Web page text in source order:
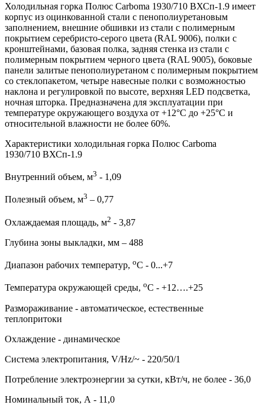
Холодильная горка Полюс Carboma 1930/710 ВХСп-1.9 имеет
корпус из оцинкованной стали с пенополиуретановым
заполнением, внешние обшивки из стали с полимерным
покрытием серебристо-серого цвета (RAL 9006), полки с
кронштейнами, базовая полка, задняя стенка из стали с
полимерным покрытием черного цвета (RAL 9005), боковые
панели залитые пенополиуретаном с полимерным покрытием
со стеклопакетом, четыре навесные полки с возможностью
наклона и регулировкой по высоте, верхняя LED подсветка,
ночная шторка. Предназначена для эксплуатации при
температуре окружающего воздуха от +12°С до +25°С и
относительной влажности не более 60%.
Характеристики холодильная горка Полюс Carboma
1930/710 ВХСп-1.9
Внутренний объем, м3 - 1,09
Полезный объем, м3 – 0,77
Охлаждаемая площадь, м2 - 3,87
Глубина зоны выкладки, мм – 488
Диапазон рабочих температур, оC - 0...+7
Температура окружающей среды, оС - +12….+25
Размораживание - автоматическое, естественные
теплопритоки
Охлаждение - динамическое
Система электропитания, V/Hz/~ - 220/50/1
Потребление электроэнергии за сутки, кВт/ч, не более - 36,0
Номинальный ток, А - 11,0